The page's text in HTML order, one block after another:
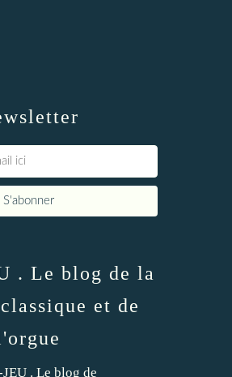
. Le blog de la
et de